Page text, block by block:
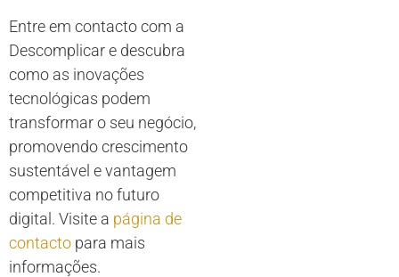
Entre em contacto com a
Descomplicar e descubra
como as inovações
tecnológicas podem
transformar o seu negócio,
promovendo crescimento
sustentável e vantagem
competitiva no futuro
digital. Visite a página de
contacto para mais
informações.